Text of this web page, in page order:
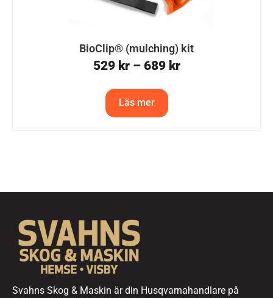
BioClip® (mulching) kit
529 kr – 689 kr
Läs mer
Svahns Skog & Maskin är din Husqvarnahandlare på